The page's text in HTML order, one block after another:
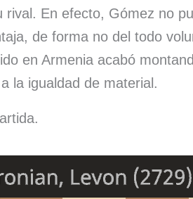
rival. En efecto, Gómez no
de forma no del todo
en Armenia acabó
la igualdad de material.